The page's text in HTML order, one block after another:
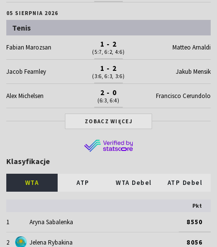
05 SIERPNIA 2026
Tenis
Fabian Marozsan 1 - 2
(5:7, 6:2, 4:6)
Matteo Arnaldi
Jacob Fearnley 1 - 2
(3:6, 6:3, 3:6)
Jakub Mensik
Alex Michelsen 2 - 0
(6:3, 6:4)
Francisco Cerundolo
ZOBACZ WIĘCEJ
Klasyfikacje
WTA ATP WTA Debel ATP Debel
Pkt
1 Aryna Sabalenka 8550
2 Jelena Rybakina 8056